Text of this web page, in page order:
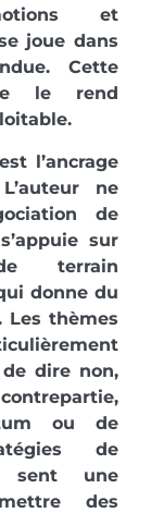
et
joue dans
Cette
le rend
l’ancrage
ne
de
sur
terrain
donne du
Les thèmes
de dire non,
ou de
de
sent une
des